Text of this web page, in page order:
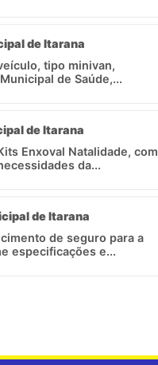
de Itarana
tipo minivan,
de Saúde,...
de Itarana
Enxoval Natalidade, com
da...
de Itarana
de seguro para a
especificações e...